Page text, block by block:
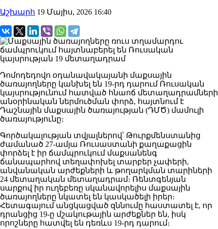
Աշխարհ 19 Մայիս, 2026 16:40
Դոմոդեդովո օդանավակայանի մաքսային
ծառայողները կանխել են 19-րդ դարում Ռուսական
կայսրությունում հատված հնաոճ մետաղադրամների
անօրինական ներմուծման փորձ, հայտնում է
Դաշնային մաքսային ծառայության (ԴՄԾ) մամուլի
ծառայությունը։
Գործակալության տվյալներով՝ Թուրքմենստանից
ժամանած 27-ամյա Ռուսաստանի քաղաքացին
փորձել է իր ճամպրուկում մաքսանենգ
ճանապարհով տեղափոխել տարբեր չափերի,
անվանական արժեքների և թողարկման տարիների
24 մետաղական մետաղադրամ։ Ռենտգենյան
սարքով իր ուղեբեռը սկանավորելիս մաքսային
ծառայողները նկատել են կասկածելի իրեր։
Հետագայում անցկացված զննումը հաստատել է, որ
դրանցից 19-ը մշակութային արժեքներ են, իսկ
որոշները հատվել են դեռևս 19-րդ դարում։